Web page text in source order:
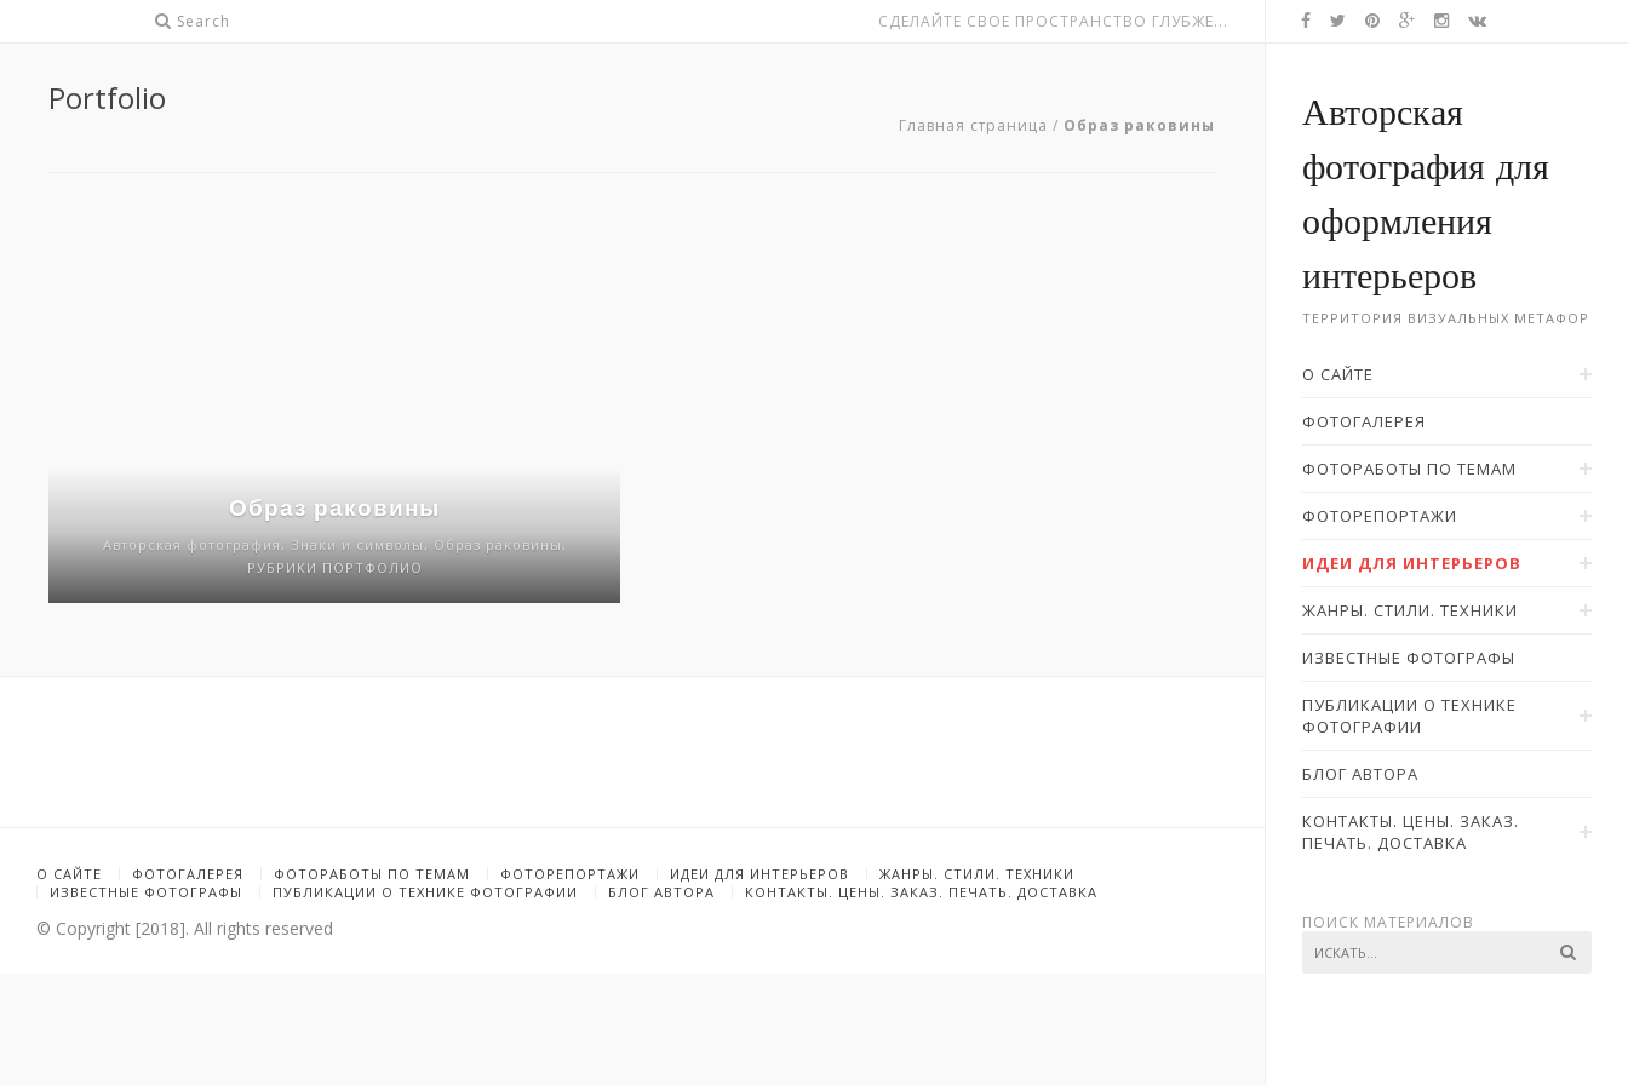
Search СДЕЛАЙТЕ СВОЕ ПРОСТРАНСТВО ГЛУБЖЕ...
Авторская
фотография для
оформления
интерьеров
ТЕРРИТОРИЯ ВИЗУАЛЬНЫХ МЕТАФОР
О САЙТЕ
ФОТОГАЛЕРЕЯ
ФОТОРАБОТЫ ПО ТЕМАМ
ФОТОРЕПОРТАЖИ
ИДЕИ ДЛЯ ИНТЕРЬЕРОВ
ЖАНРЫ. СТИЛИ. ТЕХНИКИ
ИЗВЕСТНЫЕ ФОТОГРАФЫ
ПУБЛИКАЦИИ О ТЕХНИКЕ
ФОТОГРАФИИ
БЛОГ АВТОРА
КОНТАКТЫ. ЦЕНЫ. ЗАКАЗ.
ПЕЧАТЬ. ДОСТАВКА
ПОИСК МАТЕРИАЛОВ
Portfolio
Главная страница / Образ раковины
Образ раковины
Авторская фотография, Знаки и символы, Образ раковины,
РУБРИКИ ПОРТФОЛИО
О САЙТЕ ФОТОГАЛЕРЕЯ ФОТОРАБОТЫ ПО ТЕМАМ ФОТОРЕПОРТАЖИ ИДЕИ ДЛЯ ИНТЕРЬЕРОВ
ЖАНРЫ. СТИЛИ. ТЕХНИКИ
ИЗВЕСТНЫЕ ФОТОГРАФЫ
ПУБЛИКАЦИИ О ТЕХНИКЕ ФОТОГРАФИИ БЛОГ АВТОРА КОНТАКТЫ. ЦЕНЫ. ЗАКАЗ. ПЕЧАТЬ. ДОСТАВКА
© Copyright [2018]. All rights reserved